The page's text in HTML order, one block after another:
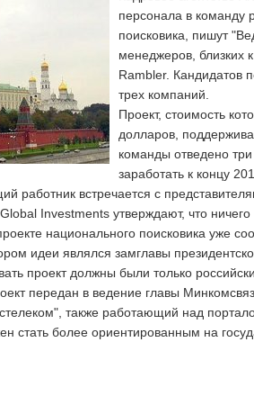
персонала в команду
поисковика, пишут
менеджеров, близких
Rambler. Кандидатов
трех компаний.
Проект, стоимость
долларов,
команды отведено
заработать к концу
работник встречается с
Investments утверждают, что
национального поисковика уже
идеи являлся замглавы
проект должны были только
передан в ведение главы
также работающий над
стать более ориентированным на